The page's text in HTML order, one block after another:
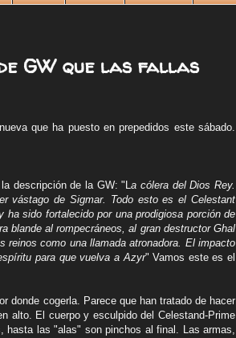
GW que las fallas
que ha puesto en prepedidos este sábado.
descripción de la GW: "La cólera del Dios Rey.
vástago de Sigmar. Todo esto es el Celestant
sido fortalecido por una prodigiosa porción de
blande al rompecráneos, al gran destructor Ghal
como una llamada atronadora. El impacto
para que vuelva a Azyr" Vamos este es el
donde cogerla. Parece que han tratado de hacer
alto. El cuerpo y esculpido del Celestand-Prime
hasta las "alas" son pinchos al final. Las armas,